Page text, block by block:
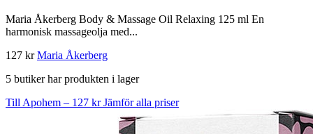
Maria Åkerberg Body & Massage Oil Relaxing 125 ml En
harmonisk massageolja med...
127 krMaria Åkerberg
5 butiker har produkten i lager
Till Apohem – 127 krJämför alla priser